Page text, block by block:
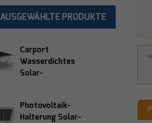
AUSGEWÄHLTE PRODUKTE
Carport
Wasserdichtes
Solar-
Photovoltaik-
Halterung Solar-